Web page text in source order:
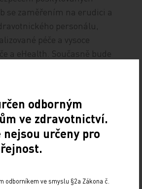
se zaměřením na erudici a
personálu,
péče a vysoce
a eHealth. Současně bude
odborným
ve zdravotnictví.
určeny pro
odborníkem ve smyslu §2a Zákona č.